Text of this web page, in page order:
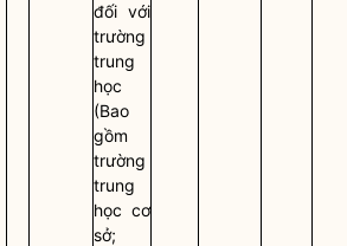
đối với
trường
trung
học
(Bao
gồm
trường
trung
học cơ
sở;